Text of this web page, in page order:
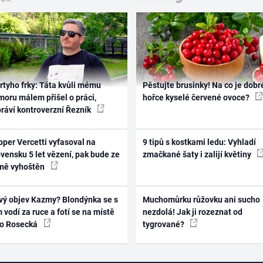
frky: Táta kvůli mému
málem přišel o práci,
kontroverzní Řezník
Vercetti vyfasoval na
5 let vězení, pak bude ze
vyhoštěn
objev Kazmy? Blondýnka se s
vodí za ruce a fotí se na místě
Rosecká
Pěstujte brusinky! Na co je
hořce kyselé červené ovoce?
9 tipů s kostkami ledu: Vyhladí
zmačkané šaty i zalijí květiny
Muchomůrku růžovku ani sucho
nezdolá! Jak ji rozeznat od
tygrované?